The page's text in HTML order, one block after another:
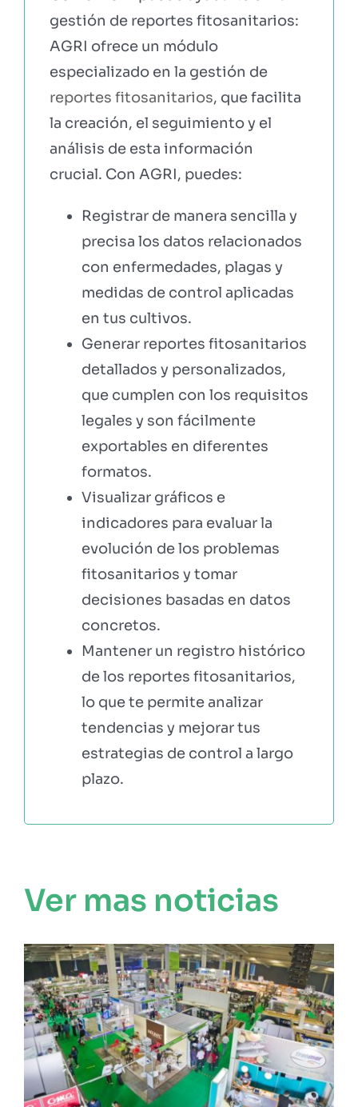
gestión de reportes fitosanitarios:
AGRI ofrece un módulo
especializado en la gestión de
reportes fitosanitarios, que facilita
la creación, el seguimiento y el
análisis de esta información
crucial. Con AGRI, puedes:
Registrar de manera sencilla y
precisa los datos relacionados
con enfermedades, plagas y
medidas de control aplicadas
en tus cultivos.
Generar reportes fitosanitarios
detallados y personalizados,
que cumplen con los requisitos
legales y son fácilmente
exportables en diferentes
formatos.
Visualizar gráficos e
indicadores para evaluar la
evolución de los problemas
fitosanitarios y tomar
decisiones basadas en datos
concretos.
Mantener un registro histórico
de los reportes fitosanitarios,
lo que te permite analizar
tendencias y mejorar tus
estrategias de control a largo
plazo.
Ver mas noticias